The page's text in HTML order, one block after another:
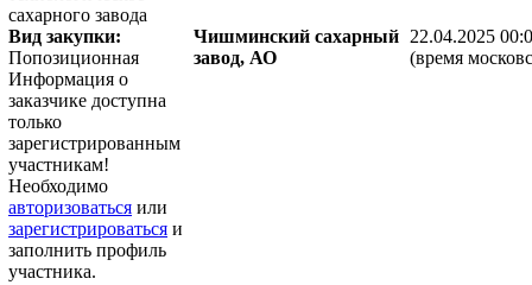
сахарного завода
Вид закупки:
Попозиционная
Информация о
заказчике доступна
только
зарегистрированным
участникам!
Необходимо
авторизоваться или
зарегистрироваться и
заполнить профиль
участника.
Чишминский сахарный
завод, АО
22.04.2025
(время